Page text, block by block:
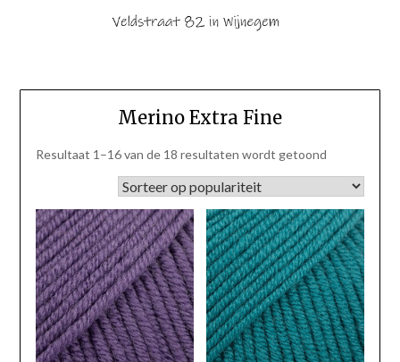
Merino Extra Fine
Resultaat 1–16 van de 18 resultaten wordt getoondGesorteerd
populariteit